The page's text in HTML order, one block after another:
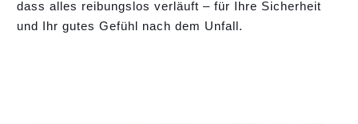
dass alles reibungslos verläuft – für Ihre Sicherheit
und Ihr gutes Gefühl nach dem Unfall.